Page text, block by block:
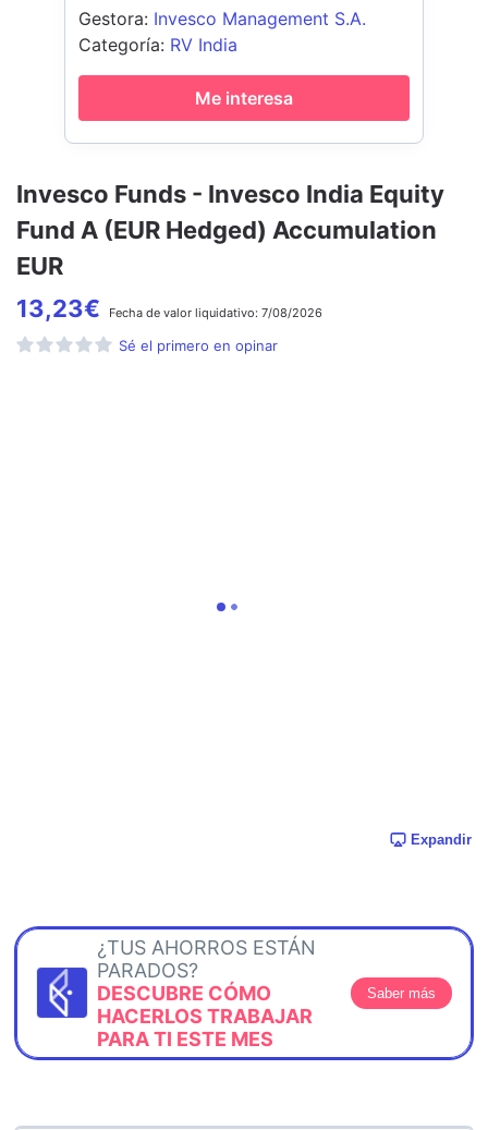
Invesco Funds - Invesco India Equity
Fund A (EUR Hedged) Accumulation
EUR
13,23€ Fecha de valor liquidativo: 7/08/2026
Sé el primero en opinar
Expandir
¿TUS AHORROS ESTÁN
PARADOS?
DESCUBRE CÓMO
HACERLOS TRABAJAR
PARA TI ESTE MES
Saber más
Gestora: Invesco Management S.A.
Categoría: RV India
Me interesa